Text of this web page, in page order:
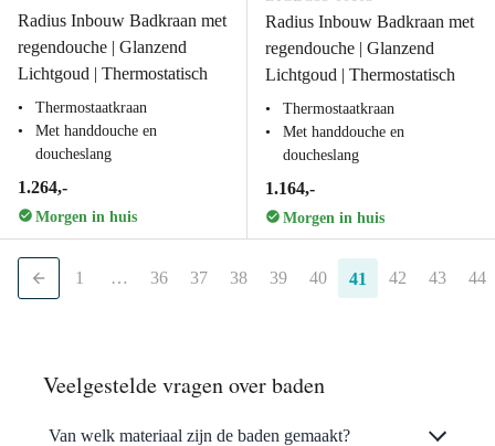
Radius Inbouw Badkraan met
regendouche | Glanzend
Lichtgoud | Thermostatisch
Thermostaatkraan
Met handdouche en
doucheslang
1.264,-
Morgen in huis
Radius Inbouw Badkraan met
regendouche | Glanzend
Lichtgoud | Thermostatisch
Thermostaatkraan
Met handdouche en
doucheslang
1.164,-
Morgen in huis
1 … 36 37 38 39 40 41 42 43 44
Veelgestelde vragen over baden
Van welk materiaal zijn de baden gemaakt?